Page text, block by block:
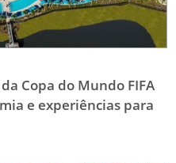
Copa do Mundo FIFA
e experiências para